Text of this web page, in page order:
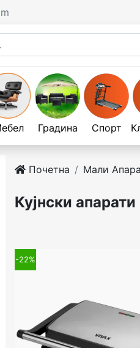
Градина Спорт
Почетна Мали
Кујнски апарати
-22%